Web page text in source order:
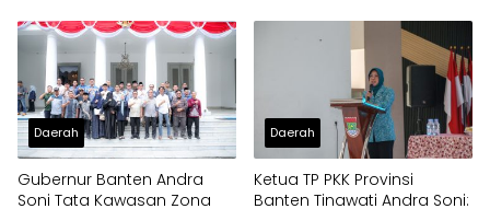
Panongan
Daerah
Gubernur Banten Andra
Soni Tata Kawasan Zona
Daerah
Ketua TP PKK Provinsi
Banten Tinawati Andra Soni: